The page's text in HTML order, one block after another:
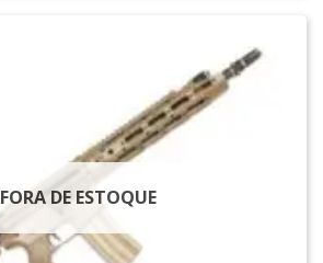
FORA DE ESTOQUE